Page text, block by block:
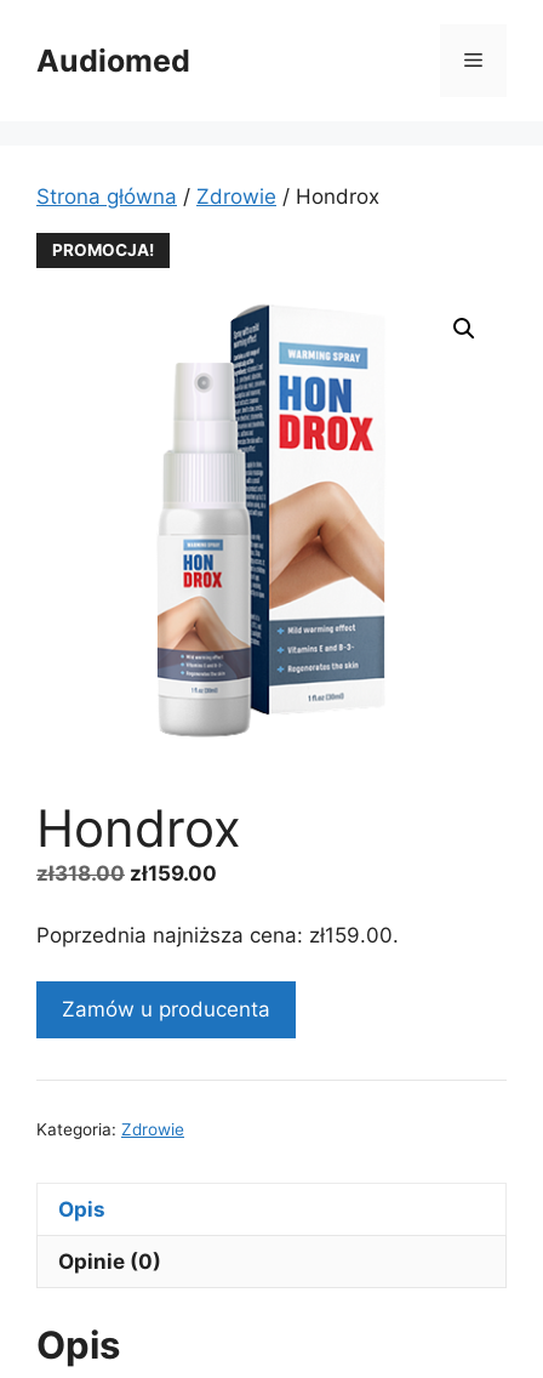
treściAudiomed Menu
Strona główna / Zdrowie / Hondrox
PROMOCJA!
Hondrox
zł318.00 Pierwotna
wynosiła:
zł159.00
wynosi:
Poprzednia najniższa cena: zł159.00.
Zamów u producenta
Kategoria: Zdrowie
Opis
Opinie (0)
Opis